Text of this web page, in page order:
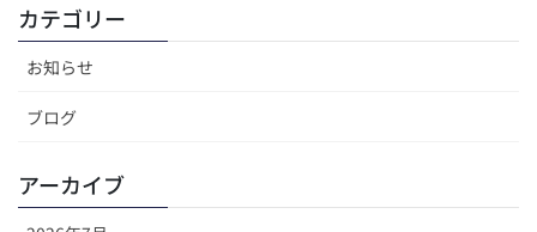
カテゴリー
お知らせ
ブログ
アーカイブ